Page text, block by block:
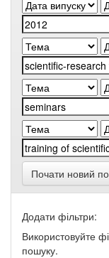
Почати новий
Додати фільтри:
Використовуйте
пошуку.